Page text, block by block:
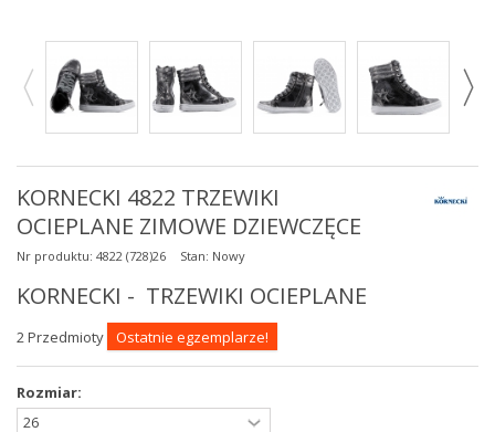
KORNECKI 4822 TRZEWIKI
OCIEPLANE ZIMOWE DZIEWCZĘCE
Nr produktu: 4822 (728)26 Stan: Nowy
KORNECKI - TRZEWIKI OCIEPLANE
2Przedmioty Ostatnie egzemplarze!
Rozmiar: